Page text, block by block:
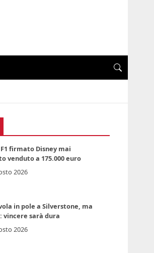
firmato Disney mai
venduto a 175.000 euro
2026
in pole a Silverstone, ma
vincere sarà dura
2026